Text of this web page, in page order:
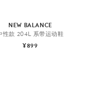
NEW BALANCE
性款 204L 系带运动鞋
¥899